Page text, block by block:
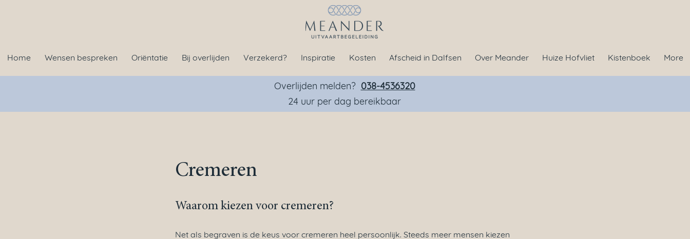
Home Wensen bespreken Oriëntatie Bij overlijden Verzekerd? Inspiratie Kosten Afscheid in Dalfsen Over Meander Huize Hofvliet Kistenboek More
Overlijden melden? 038-4536320
24 uur per dag bereikbaar
Cremeren
Waarom kiezen voor cremeren?
Net als begraven is de keus voor cremeren heel persoonlijk. Steeds meer mensen kiezen